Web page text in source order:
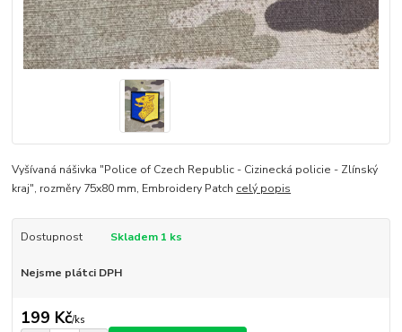
Vyšívaná nášivka "Police of Czech Republic - Cizinecká policie - Zlínský
kraj", rozměry 75x80 mm, Embroidery Patch celý popis
Dostupnost Skladem 1 ks
Nejsme plátci DPH
199 Kč/ks